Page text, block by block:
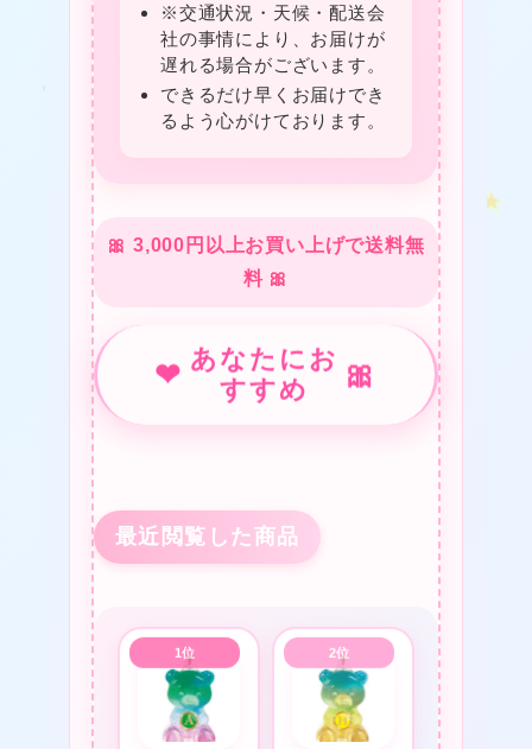
※交通状況・天候・配送会
社の事情により、お届けが
遅れる場合がございます。
できるだけ早くお届けでき
るよう心がけております。
🎀 3,000円以上お買い上げで送料無
料 🎀
❤ あなたにお
すすめ
🎀
最近閲覧した商品
❤
❤